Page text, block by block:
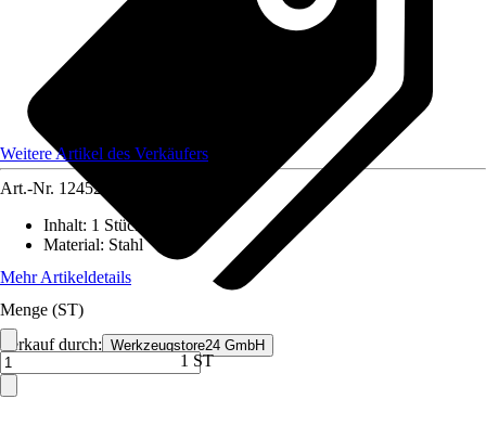
Verkauf durch: Werkzeugstore24 GmbH
Weitere Artikel des Verkäufers
Art.-Nr. 12452398
Inhalt: 1 Stück
Material: Stahl
Mehr Artikeldetails
Menge (ST)
1 ST